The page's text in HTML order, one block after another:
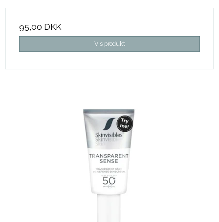
95,00 DKK
Vis produkt